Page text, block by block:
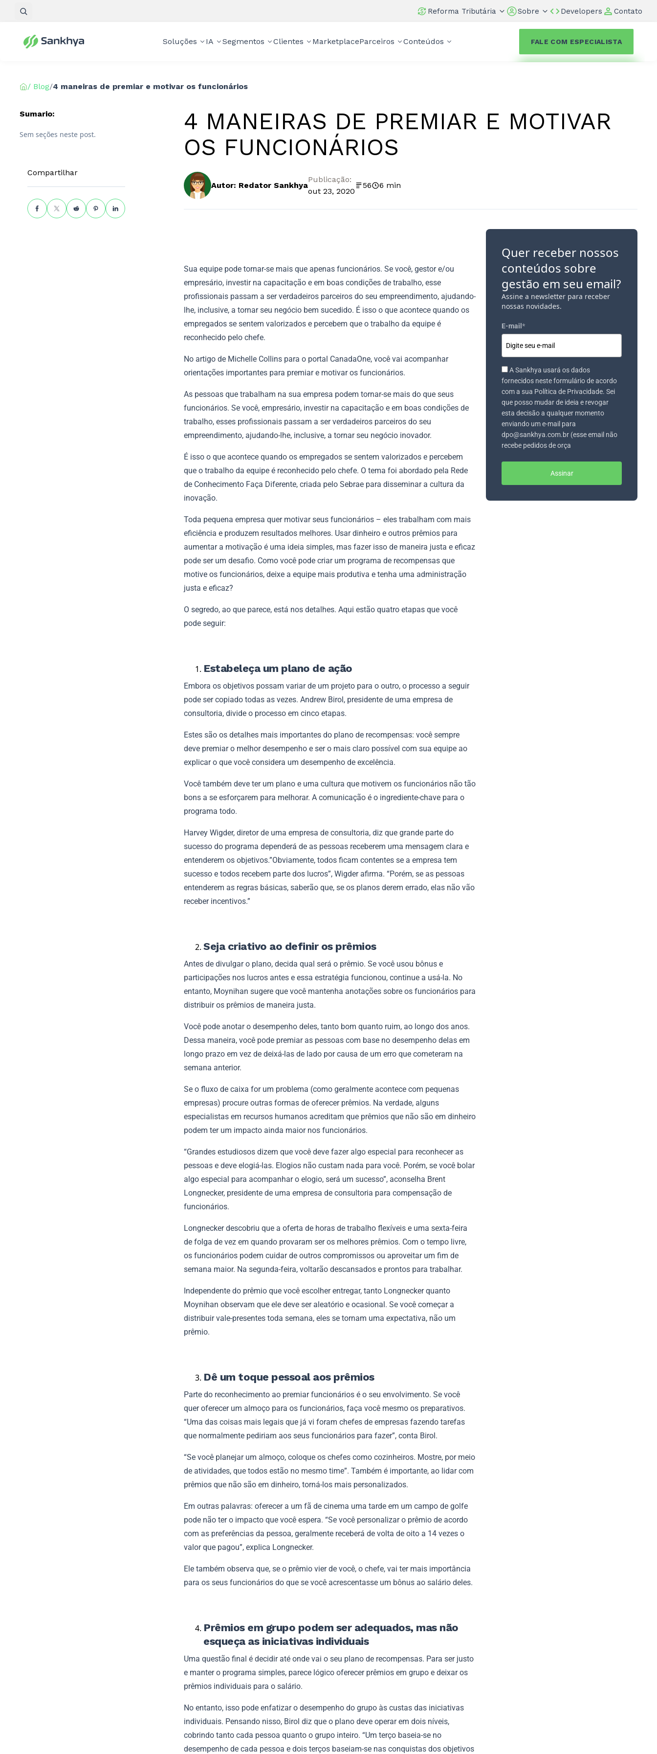
Reforma Tributária Sobre Developers Contato
Soluções IA Segmentos Clientes MarketplaceParceiros Conteúdos FALE COM ESPECIALISTA
/ Blog/4 maneiras de premiar e motivar os funcionários
Sumario:
Sem seções neste post.
Compartilhar
4 MANEIRAS DE PREMIAR E MOTIVAR
OS FUNCIONÁRIOS
Autor: Redator Sankhya
Publicação:
out 23, 2020
56 6 min
Sua equipe pode tornar-se mais que apenas funcionários. Se você, gestor e/ou
empresário, investir na capacitação e em boas condições de trabalho, esse
profissionais passam a ser verdadeiros parceiros do seu empreendimento, ajudando-
lhe, inclusive, a tornar seu negócio bem sucedido. É isso o que acontece quando os
empregados se sentem valorizados e percebem que o trabalho da equipe é
reconhecido pelo chefe.
No artigo de Michelle Collins para o portal CanadaOne, você vai acompanhar
orientações importantes para premiar e motivar os funcionários.
As pessoas que trabalham na sua empresa podem tornar-se mais do que seus
funcionários. Se você, empresário, investir na capacitação e em boas condições de
trabalho, esses profissionais passam a ser verdadeiros parceiros do seu
empreendimento, ajudando-lhe, inclusive, a tornar seu negócio inovador.
É isso o que acontece quando os empregados se sentem valorizados e percebem
que o trabalho da equipe é reconhecido pelo chefe. O tema foi abordado pela Rede
de Conhecimento Faça Diferente, criada pelo Sebrae para disseminar a cultura da
inovação.
Toda pequena empresa quer motivar seus funcionários – eles trabalham com mais
eficiência e produzem resultados melhores. Usar dinheiro e outros prêmios para
aumentar a motivação é uma ideia simples, mas fazer isso de maneira justa e eficaz
pode ser um desafio. Como você pode criar um programa de recompensas que
motive os funcionários, deixe a equipe mais produtiva e tenha uma administração
justa e eficaz?
O segredo, ao que parece, está nos detalhes. Aqui estão quatro etapas que você
pode seguir:
Estabeleça um plano de ação
Embora os objetivos possam variar de um projeto para o outro, o processo a seguir
pode ser copiado todas as vezes. Andrew Birol, presidente de uma empresa de
consultoria, divide o processo em cinco etapas.
Estes são os detalhes mais importantes do plano de recompensas: você sempre
deve premiar o melhor desempenho e ser o mais claro possível com sua equipe ao
explicar o que você considera um desempenho de excelência.
Você também deve ter um plano e uma cultura que motivem os funcionários não tão
bons a se esforçarem para melhorar. A comunicação é o ingrediente-chave para o
programa todo.
Harvey Wigder, diretor de uma empresa de consultoria, diz que grande parte do
sucesso do programa dependerá de as pessoas receberem uma mensagem clara e
entenderem os objetivos.”Obviamente, todos ficam contentes se a empresa tem
sucesso e todos recebem parte dos lucros”, Wigder afirma. “Porém, se as pessoas
entenderem as regras básicas, saberão que, se os planos derem errado, elas não vão
receber incentivos.”
Seja criativo ao definir os prêmios
Antes de divulgar o plano, decida qual será o prêmio. Se você usou bônus e
participações nos lucros antes e essa estratégia funcionou, continue a usá-la. No
entanto, Moynihan sugere que você mantenha anotações sobre os funcionários para
distribuir os prêmios de maneira justa.
Você pode anotar o desempenho deles, tanto bom quanto ruim, ao longo dos anos.
Dessa maneira, você pode premiar as pessoas com base no desempenho delas em
longo prazo em vez de deixá-las de lado por causa de um erro que cometeram na
semana anterior.
Se o fluxo de caixa for um problema (como geralmente acontece com pequenas
empresas) procure outras formas de oferecer prêmios. Na verdade, alguns
especialistas em recursos humanos acreditam que prêmios que não são em dinheiro
podem ter um impacto ainda maior nos funcionários.
“Grandes estudiosos dizem que você deve fazer algo especial para reconhecer as
pessoas e deve elogiá-las. Elogios não custam nada para você. Porém, se você bolar
algo especial para acompanhar o elogio, será um sucesso”, aconselha Brent
Longnecker, presidente de uma empresa de consultoria para compensação de
funcionários.
Longnecker descobriu que a oferta de horas de trabalho flexíveis e uma sexta-feira
de folga de vez em quando provaram ser os melhores prêmios. Com o tempo livre,
os funcionários podem cuidar de outros compromissos ou aproveitar um fim de
semana maior. Na segunda-feira, voltarão descansados e prontos para trabalhar.
Independente do prêmio que você escolher entregar, tanto Longnecker quanto
Moynihan observam que ele deve ser aleatório e ocasional. Se você começar a
distribuir vale-presentes toda semana, eles se tornam uma expectativa, não um
prêmio.
Dê um toque pessoal aos prêmios
Parte do reconhecimento ao premiar funcionários é o seu envolvimento. Se você
quer oferecer um almoço para os funcionários, faça você mesmo os preparativos.
“Uma das coisas mais legais que já vi foram chefes de empresas fazendo tarefas
que normalmente pediriam aos seus funcionários para fazer”, conta Birol.
“Se você planejar um almoço, coloque os chefes como cozinheiros. Mostre, por meio
de atividades, que todos estão no mesmo time”. Também é importante, ao lidar com
prêmios que não são em dinheiro, torná-los mais personalizados.
Em outras palavras: oferecer a um fã de cinema uma tarde em um campo de golfe
pode não ter o impacto que você espera. “Se você personalizar o prêmio de acordo
com as preferências da pessoa, geralmente receberá de volta de oito a 14 vezes o
valor que pagou”, explica Longnecker.
Ele também observa que, se o prêmio vier de você, o chefe, vai ter mais importância
para os seus funcionários do que se você acrescentasse um bônus ao salário deles.
Prêmios em grupo podem ser adequados, mas não
esqueça as iniciativas individuais
Uma questão final é decidir até onde vai o seu plano de recompensas. Para ser justo
e manter o programa simples, parece lógico oferecer prêmios em grupo e deixar os
prêmios individuais para o salário.
No entanto, isso pode enfatizar o desempenho do grupo às custas das iniciativas
individuais. Pensando nisso, Birol diz que o plano deve operar em dois níveis,
cobrindo tanto cada pessoa quanto o grupo inteiro. “Um terço baseia-se no
desempenho de cada pessoa e dois terços baseiam-se nas conquistas dos objetivos
Quer receber nossos
conteúdos sobre
gestão em seu email?
Assine a newsletter para receber
nossas novidades.
E-mail *
A Sankhya usará os dados
fornecidos neste formulário de acordo
com a sua Política de Privacidade. Sei
que posso mudar de ideia e revogar
esta decisão a qualquer momento
enviando um e-mail para
dpo@sankhya.com.br (esse email não
recebe pedidos de orça
Assinar